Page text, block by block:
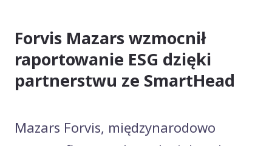
Forvis Mazars wzmocnił
raportowanie ESG dzięki
partnerstwu ze SmartHead
Mazars Forvis, międzynarodowo